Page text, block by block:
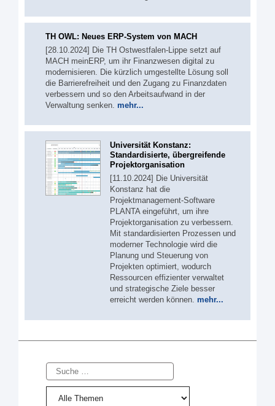
TH OWL: Neues ERP-System von MACH
[28.10.2024] Die TH Ostwestfalen-Lippe setzt auf
MACH meinERP, um ihr Finanzwesen digital zu
modernisieren. Die kürzlich umgestellte Lösung soll
die Barrierefreiheit und den Zugang zu Finanzdaten
verbessern und so den Arbeitsaufwand in der
Verwaltung senken. mehr...
Universität Konstanz:
Standardisierte, übergreifende
Projektorganisation
[11.10.2024] Die Universität
Konstanz hat die
Projektmanagement-Software
PLANTA eingeführt, um ihre
Projektorganisation zu verbessern.
Mit standardisierten Prozessen und
moderner Technologie wird die
Planung und Steuerung von
Projekten optimiert, wodurch
Ressourcen effizienter verwaltet
und strategische Ziele besser
erreicht werden können. mehr...
Suche